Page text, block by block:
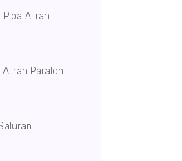
Aliran
Paralon